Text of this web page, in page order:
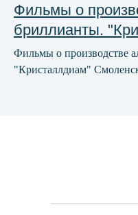
Фильмы о
бриллианты.
Фильмы о производстве
"Кристаллдиам"